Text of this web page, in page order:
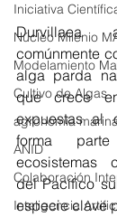
Iniciativa
Núcleo Milenio
Modelamiento
Cultivo de Algas
agronomía
ANID
Colaboración
Inteligencia
Durvillaea
comúnmente
alga parda
que crece
expuestas al
forma
ecosistemas
del Pacífico
especie clave